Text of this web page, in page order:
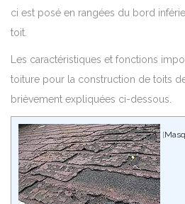
ci est posé en rangées du bord
toit.
Les caractéristiques et fonctions
toiture pour la construction de toits
brièvement expliquées ci-dessous.
[